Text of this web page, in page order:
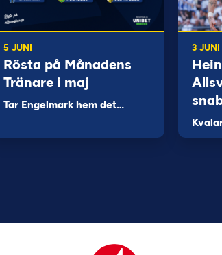
5 JUNI
Rösta på Månadens
Tränare i maj
Tar Engelmark hem det…
3 JUNI